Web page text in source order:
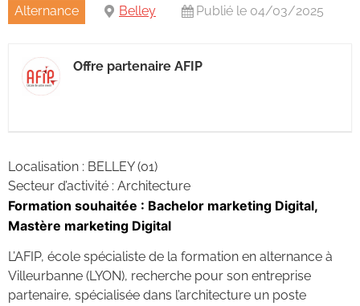
Alternance Belley Publié le 04/03/2025
Offre partenaire AFIP
Localisation : BELLEY (01)
Secteur d’activité : Architecture
Formation souhaitée : Bachelor marketing Digital,
Mastère marketing Digital
L’AFIP, école spécialiste de la formation en alternance à
Villeurbanne (LYON), recherche pour son entreprise
partenaire, spécialisée dans l’architecture un poste